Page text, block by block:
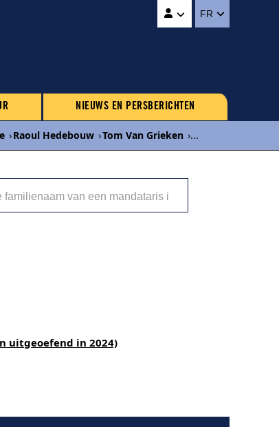
FR
NIEUWS EN PERSBERICHTEN
›Raoul Hedebouw ›Tom Van Grieken ›...
uitgeoefend in 2024)